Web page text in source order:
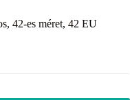
42-es méret, 42 EU